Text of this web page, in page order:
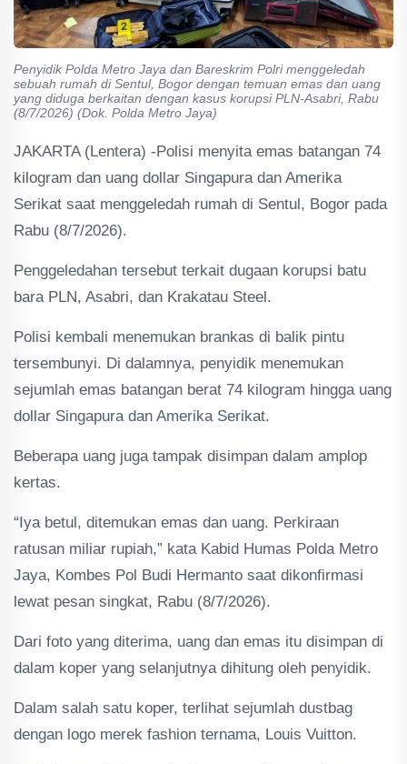
Penyidik Polda Metro Jaya dan Bareskrim Polri menggeledah
sebuah rumah di Sentul, Bogor dengan temuan emas dan uang
yang diduga berkaitan dengan kasus korupsi PLN-Asabri, Rabu
(8/7/2026) (Dok. Polda Metro Jaya)
JAKARTA (Lentera) -Polisi menyita emas batangan 74
kilogram dan uang dollar Singapura dan Amerika
Serikat saat menggeledah rumah di Sentul, Bogor pada
Rabu (8/7/2026).
Penggeledahan tersebut terkait dugaan korupsi batu
bara PLN, Asabri, dan Krakatau Steel.
Polisi kembali menemukan brankas di balik pintu
tersembunyi. Di dalamnya, penyidik menemukan
sejumlah emas batangan berat 74 kilogram hingga uang
dollar Singapura dan Amerika Serikat.
Beberapa uang juga tampak disimpan dalam amplop
kertas.
“Iya betul, ditemukan emas dan uang. Perkiraan
ratusan miliar rupiah,” kata Kabid Humas Polda Metro
Jaya, Kombes Pol Budi Hermanto saat dikonfirmasi
lewat pesan singkat, Rabu (8/7/2026).
Dari foto yang diterima, uang dan emas itu disimpan di
dalam koper yang selanjutnya dihitung oleh penyidik.
Dalam salah satu koper, terlihat sejumlah dustbag
dengan logo merek fashion ternama, Louis Vuitton.